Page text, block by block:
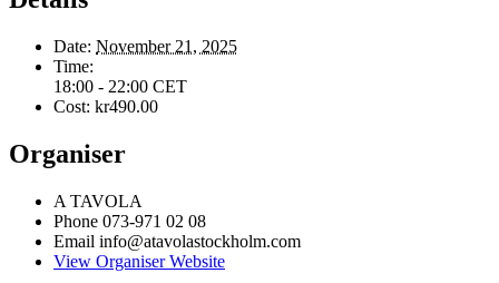
Date: November 21, 2025
Time:
18:00 - 22:00 CET
Cost: kr490.00
Organiser
A TAVOLA
Phone 073-971 02 08
Email info@atavolastockholm.com
View Organiser Website